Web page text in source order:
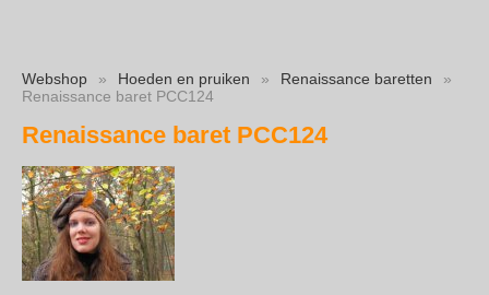
Webshop » Hoeden en pruiken » Renaissance baretten
»
Renaissance baret PCC124
Renaissance baret PCC124